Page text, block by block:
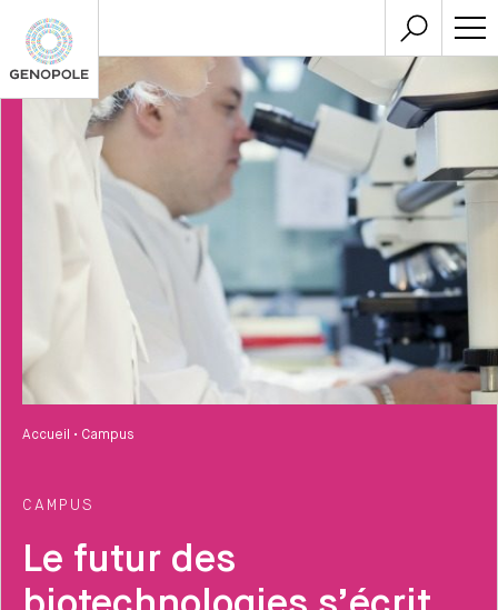
Accueil • Campus
CAMPUS
Le futur des